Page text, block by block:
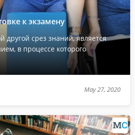
к экзамену
другой срез знаний, является
в процессе которого
May 27, 2020